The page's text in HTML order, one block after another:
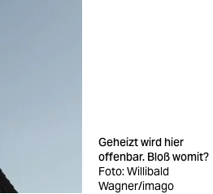
Geheizt wird hier
offenbar. Bloß womit?
Foto: Willibald
Wagner/imago